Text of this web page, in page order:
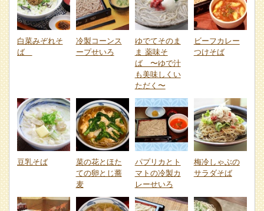
白菜みぞれそ
ば
冷製コーンス
ープせいろ
ゆでてそのま
ま 薬味そ
ば 〜ゆで汁
も美味しくい
ただく〜
ビーフカレー
つけそば
豆乳そば
菜の花とほた
ての卵とじ蕎
麦
パプリカとト
マトの冷製カ
レーせいろ
梅冷しゃぶの
サラダそば